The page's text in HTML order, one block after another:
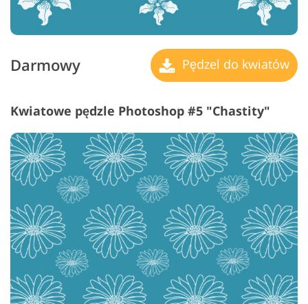
Darmowy Pędzel do kwiatów
Kwiatowe pędzle Photoshop #5 "Chastity"